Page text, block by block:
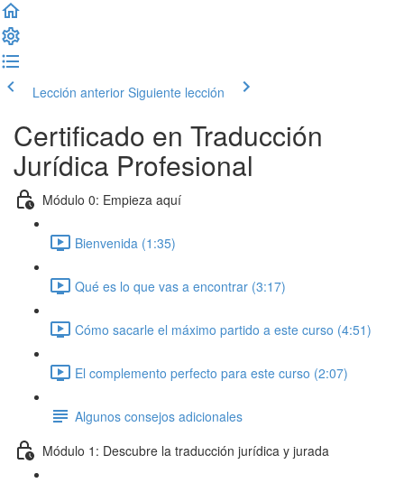
Lección anterior Siguiente lección
Certificado en Traducción
Jurídica Profesional
Módulo 0: Empieza aquí
Bienvenida (1:35)
Qué es lo que vas a encontrar (3:17)
Cómo sacarle el máximo partido a este curso (4:51)
El complemento perfecto para este curso (2:07)
Algunos consejos adicionales
Módulo 1: Descubre la traducción jurídica y jurada